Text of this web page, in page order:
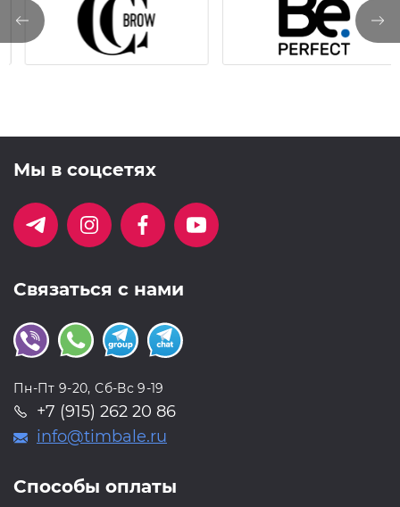
Мы в соцсетях
Связаться с нами
Пн-Пт 9-20, Сб-Вс 9-19
+7 (915) 262 20 86
info@timbale.ru
Способы оплаты